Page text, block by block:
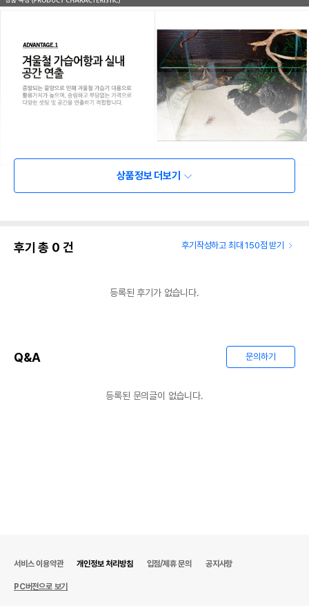
상품정보 더보기
후기 총 0 건 후기작성하고 최대 150점 받기
등록된 후기가 없습니다.
Q&A 문의하기
등록된 문의글이 없습니다.
서비스 이용약관 개인정보 처리방침 입점/제휴 문의 공지사항
PC버전으로 보기